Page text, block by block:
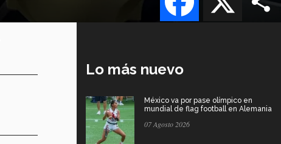
Lo más nuevo
México va por pase olímpico en
mundial de flag football en Alemania
07 Agosto 2026